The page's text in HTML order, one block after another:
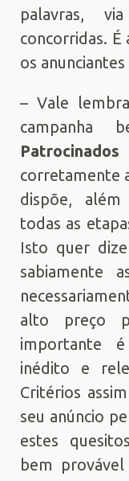
palavras,
concorridas. É
os
– Vale
campanha
Patrocinados
corretamente
dispõe,
todas as
Isto quer
sabiamente
alto preço
importante
inédito e
Critérios
seu anúncio
estes
bem provável